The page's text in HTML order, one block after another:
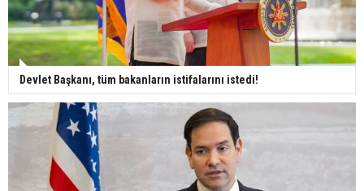
Devlet Başkanı, tüm bakanların istifalarını istedi!